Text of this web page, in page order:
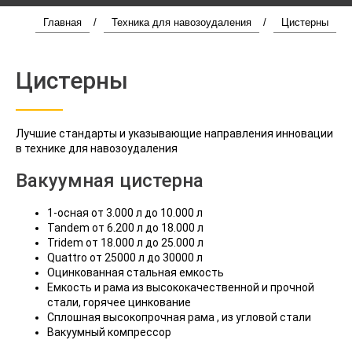
Главная / Техника для навозоудаления / Цистерны
Цистерны
Лучшие стандарты и указывающие направления инновации
в технике для навозоудаления
Вакуумная цистерна
1-осная от 3.000 л до 10.000 л
Tandem от 6.200 л до 18.000 л
Tridem от 18.000 л до 25.000 л
Quattro от 25000 л до 30000 л
Оцинкованная стальная емкость
Емкость и рама из высококачественной и прочной
стали, горячее цинкование
Сплошная высокопрочная рама , из угловой стали
Вакуумный компрессор